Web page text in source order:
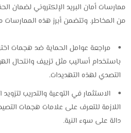
ممارسات أمان البريد الإلكتروني لضمان
من المخاطر. وتتضمن أبرز هذه الممارسات
مراجعة عوامل الحماية ضد هجمات
باستخدام أساليب مثل تزييف وانتحال
التصدي لهذه التهديدات.
الاستثمار في التوعية والتدريب
اللازمة للتعرف على علامات هجمات
دالة على سوء النية.